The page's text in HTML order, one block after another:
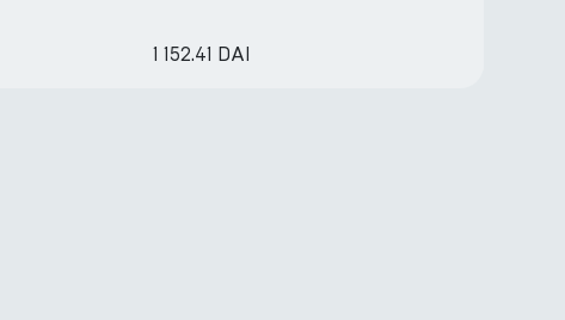
1 152.41 DAI